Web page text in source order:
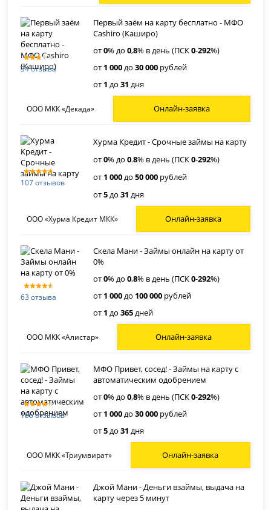
34 отзыва
Первый заём на карту бесплатно - МФО
Cashiro (Каширо)
от0% до0,8% в день (ПСК0-292%)
от 1 000до30 000 рублей
от 1 до31 дня
ООО МКК «Декада» Онлайн-заявка
107 отзывов
Хурма Кредит - Срочные займы на карту
от0% до0.8% в день (ПСК0-292%)
от 1 000до50 000 рублей
от5до31 дня
ООО «Хурма Кредит МКК» Онлайн-заявка
63 отзыва
Скела Мани - Займы онлайн на карту от
0%
от0% до0,8% в день (ПСК0-292%)
от 1 000до 100 000 рублей
от 1 до365дней
ООО МКК «Алистар» Онлайн-заявка
156 отзывов
МФО Привет, сосед! - Займы на карту с
автоматическим одобрением
от0% до0,8% в день (ПСК0-292%)
от 1 000до30 000 рублей
от5до31 дня
ООО МКК «Триумвират» Онлайн-заявка
Джой Мани - Деньги взаймы, выдача на
карту через 5 минут